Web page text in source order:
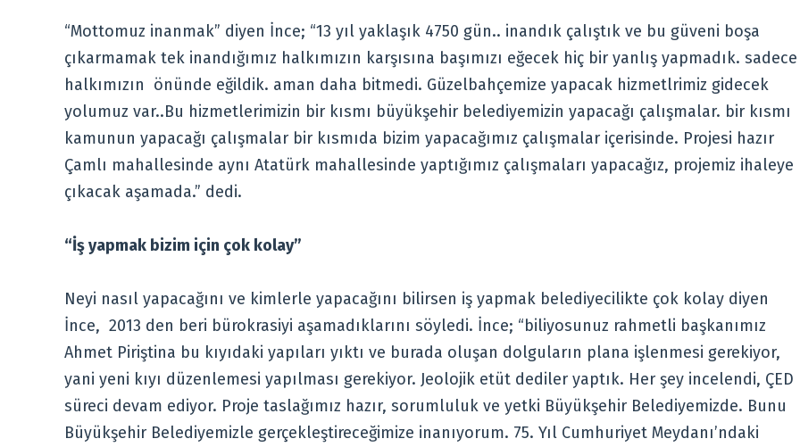
“Mottomuz inanmak” diyen İnce; “13 yıl yaklaşık 4750 gün.. inandık çalıştık ve bu güveni boşa
çıkarmamak tek inandığımız halkımızın karşısına başımızı eğecek hiç bir yanlış yapmadık. sadece
halkımızın önünde eğildik. aman daha bitmedi. Güzelbahçemize yapacak hizmetlrimiz gidecek
yolumuz var..Bu hizmetlerimizin bir kısmı büyükşehir belediyemizin yapacağı çalışmalar. bir kısmı
kamunun yapacağı çalışmalar bir kısmıda bizim yapacağımız çalışmalar içerisinde. Projesi hazır
Çamlı mahallesinde aynı Atatürk mahallesinde yaptığımız çalışmaları yapacağız, projemiz ihaleye
çıkacak aşamada.” dedi.
“İş yapmak bizim için çok kolay”
Neyi nasıl yapacağını ve kimlerle yapacağını bilirsen iş yapmak belediyecilikte çok kolay diyen
İnce, 2013 den beri bürokrasiyi aşamadıklarını söyledi. İnce; “biliyosunuz rahmetli başkanımız
Ahmet Piriştina bu kıyıdaki yapıları yıktı ve burada oluşan dolguların plana işlenmesi gerekiyor,
yani yeni kıyı düzenlemesi yapılması gerekiyor. Jeolojik etüt dediler yaptık. Her şey incelendi, ÇED
süreci devam ediyor. Proje taslağımız hazır, sorumluluk ve yetki Büyükşehir Belediyemizde. Bunu
Büyükşehir Belediyemizle gerçekleştireceğimize inanıyorum. 75. Yıl Cumhuriyet Meydanı’ndaki